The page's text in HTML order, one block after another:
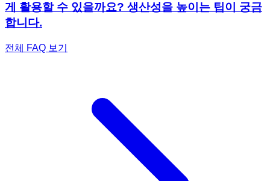
게 활용할 수 있을까요? 생산성을 높이는 팁이 궁금
합니다.
전체 FAQ 보기